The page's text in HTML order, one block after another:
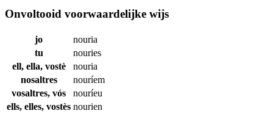
Onvoltooid voorwaardelijke wijs
jo
nouria
tu
nouries
ell, ella, vostè
nouria
nosaltres
nouríem
vosaltres, vós
nouríeu
ells, elles, vostès nourien